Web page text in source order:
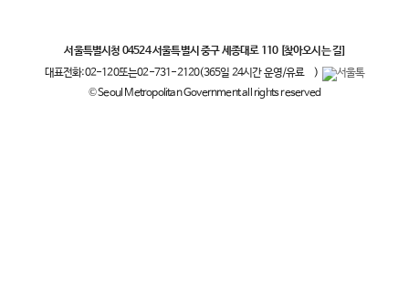
서울특별시청 04524 서울특별시 중구 세종대로 110 [찾아오시는 길]
대표전화:02-120또는02-731-2120(365일 24시간 운영/유료
)
© Seoul Metropolitan Government all rights reserved